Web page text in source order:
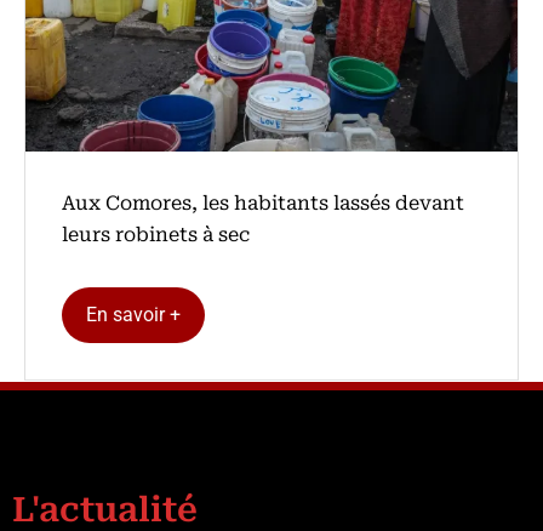
Aux Comores, les habitants lassés devant
leurs robinets à sec
En savoir +
L'actualité